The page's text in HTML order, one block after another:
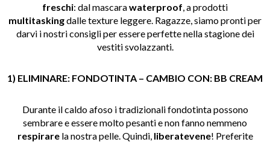
freschi: dal mascarawaterproof , a prodotti
multitaskingdalle texture leggere. Ragazze, siamo pronti per
darvi i nostri consigli per essere perfette nella stagione dei
vestiti svolazzanti.
1) ELIMINARE: FONDOTINTA – CAMBIO CON: BB CREAM
Durante il caldo afoso i tradizionali fondotinta possono
sembrare e essere molto pesanti e non fanno nemmeno
respirarela nostra pelle. Quindi, liberatevene! Preferite